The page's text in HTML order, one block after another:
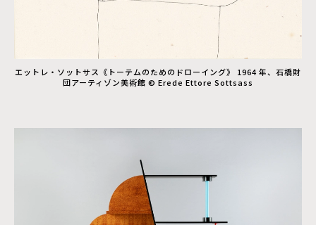
エットレ・ソットサス《トーテムのためのドローイング》 1964 年、石橋財
団アーティゾン美術館 © Erede Ettore Sottsass